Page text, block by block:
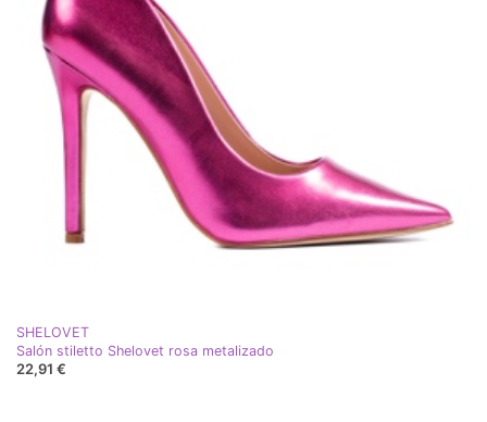
SHELOVET
Salón stiletto Shelovet rosa metalizado
22,91 €